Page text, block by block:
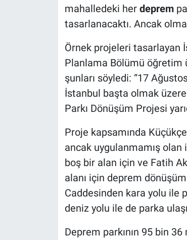
mahalledeki herdeprem
tasarlanacaktı. Ancak
Örnek projeleri tasarlayan
Planlama Bölümü öğretim
şunları söyledi: “17
İstanbul başta olmak
Parkı Dönüşüm Projesi
Proje kapsamında
ancak uygulanmamış
boş bir alan için ve Fatih
alanı için deprem
Caddesinden kara yolu ile
deniz yolu ile de parka
Deprem parkının 95 bin